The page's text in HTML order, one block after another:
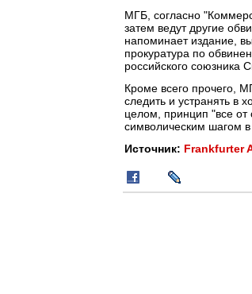
МГБ, согласно
затем ведут другие
напоминает издание,
прокуратура по
российского союзника
Кроме всего прочего,
следить и устранять в
целом, принцип "все
символическим шагом
Источник: Frankfurter